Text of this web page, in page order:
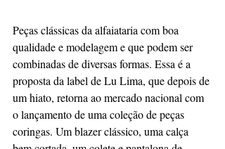
Peças clássicas da alfaiataria com boa
qualidade e modelagem e que podem ser
combinadas de diversas formas. Essa é a
proposta da label de Lu Lima, que depois de
um hiato, retorna ao mercado nacional com
o lançamento de uma coleção de peças
coringas. Um blazer clássico, uma calça